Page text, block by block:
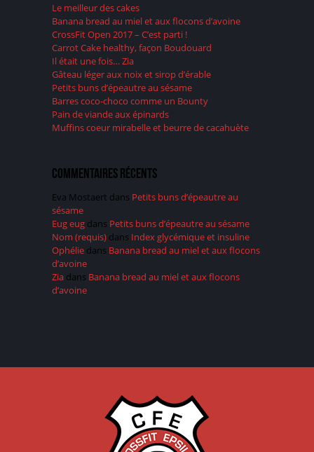
Le meilleur des cakes
Banana bread au miel et aux flocons d’avoine
CrossFit Open 2017 – C’est parti !
Carrot Cake healthy, façon Boudouard
Il était une fois… Zia
Gâteau léger aux noix et sirop d’érable
Petits buns d’épeautre au sésame
Barres coco-choco comme un Bounty
Pain de viande aux épinards
Muffins coeur mirabelle et beurre de cacahuète
Commentaires récents
Eva Mostaert dans Petits buns d’épeautre au
sésame
Eug eug dans Petits buns d’épeautre au sésame
Nom (requis) dans Index glycémique et insuline
Ophélie dans Banana bread au miel et aux flocons
d’avoine
Zia dans Banana bread au miel et aux flocons
d’avoine